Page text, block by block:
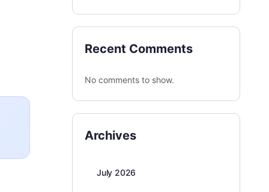
Recent Comments
No comments to show.
Archives
July 2026